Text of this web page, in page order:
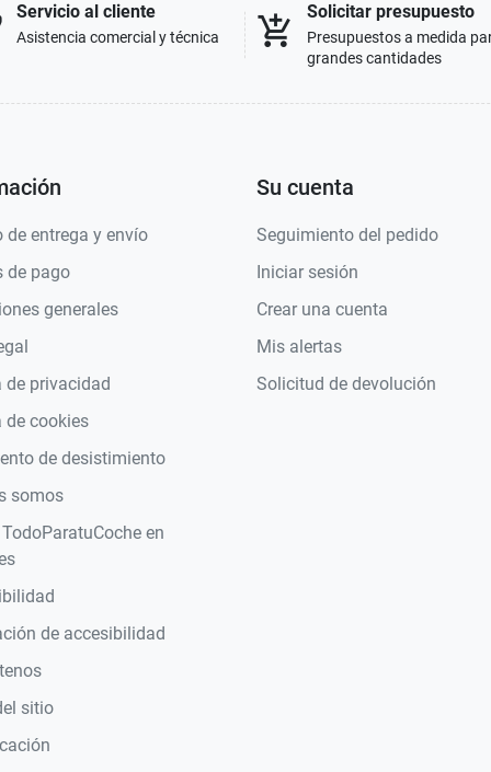
Servicio al cliente
Asistencia comercial y técnica add_shopping_cart
Solicitar presupuesto
Presupuestos a medida
grandes cantidades
de entrega y envío
de pago
generales
de privacidad
de cookies
de desistimiento
somos
en
de accesibilidad
sitio
Su cuenta
Seguimiento del pedido
Iniciar sesión
Crear una cuenta
Mis alertas
Solicitud de devolución